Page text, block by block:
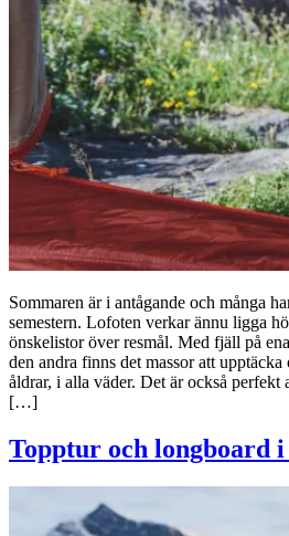
Sommaren är i antågande och många
semestern. Lofoten verkar ännu ligga
önskelistor över resmål. Med fjäll på
den andra finns det massor att upptäcka
åldrar, i alla väder. Det är också perfekt
[…]
Topptur och longboard